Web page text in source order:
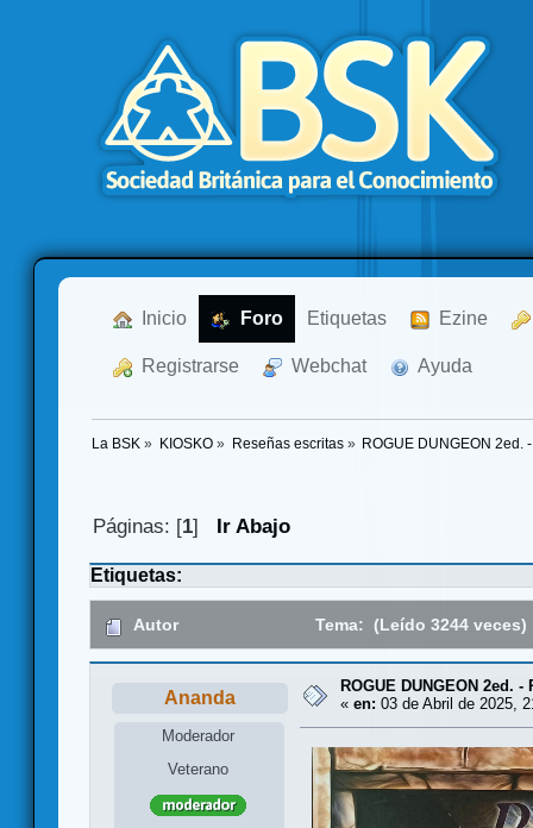
Inicio Foro Etiquetas Ezine
Registrarse Webchat Ayuda
La BSK » KIOSKO» Reseñas escritas» ROGUE DUNGEON
Páginas: [1] Ir Abajo
Etiquetas:
Autor Tema: (Leído 3244 veces)
Ananda
Moderador
Veterano
ROGUE DUNGEON 2ed.
« en: 03 de Abril de 2025,